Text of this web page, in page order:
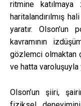
ritmine
haritalandırılmış
yaratır. Olson’un
kavramının
gözlemci olmaktan
ve hatta
Olson’un şiiri,